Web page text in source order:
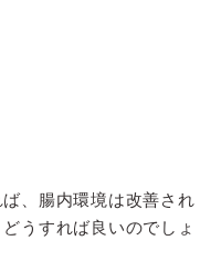
、腸内環境は改善され
うすれば良いのでしょ